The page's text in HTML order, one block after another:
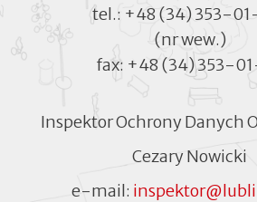
tel.: +48 (34) 353-
(nr wew.)
fax: +48 (34) 353-
Inspektor Ochrony Danych
Cezary Nowicki
e-mail: